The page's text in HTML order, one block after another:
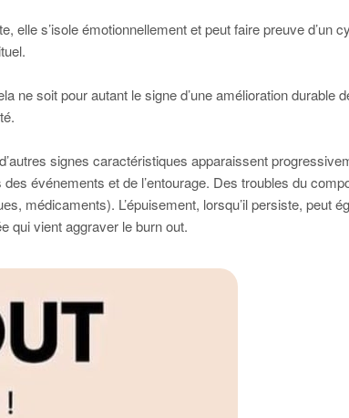
elle s’isole émotionnellement et peut faire preuve d’un
soit pour autant le signe d’une amélioration durable
signes caractéristiques apparaissent
événements et de l’entourage. Des troubles du
médicaments). L’épuisement, lorsqu’il persiste, peut
qui vient aggraver le burn out.